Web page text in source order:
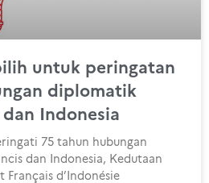
untuk peringatan
diplomatik
Indonesia
75 tahun hubungan
dan Indonesia, Kedutaan
Français d’Indonésie